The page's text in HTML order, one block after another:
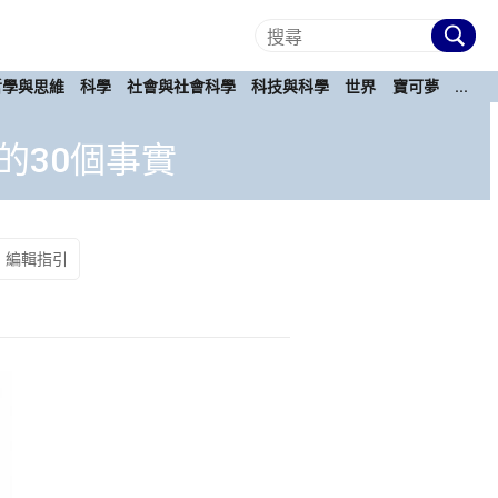
與思維 科學 社會與社會科學 科技與科學 世界 寶可夢 ...
30個事實
編輯指引